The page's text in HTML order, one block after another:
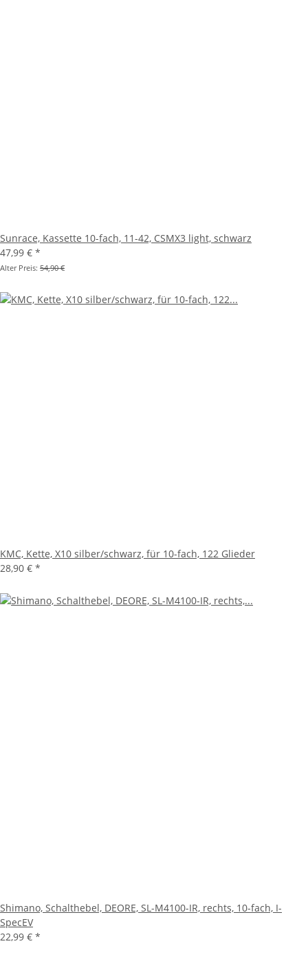
Sunrace, Kassette 10-fach, 11-42, CSMX3 light, schwarz
47,99 € *
Alter Preis: 54,90 €
KMC, Kette, X10 silber/schwarz, für 10-fach, 122 Glieder
28,90 € *
Shimano, Schalthebel, DEORE, SL-M4100-IR, rechts, 10-fach, I-
SpecEV
22,99 € *